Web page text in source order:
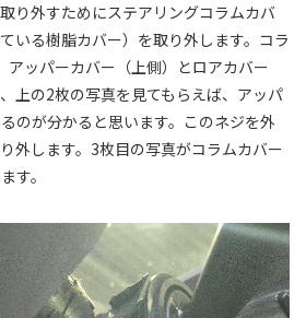
り外すためにステアリングコラムカバ
いる樹脂カバー）を取り外します。コラ
アッパーカバー（上側）とロアカバー
上の2枚の写真を見てもらえば、アッパ
のが分かると思います。このネジを外
外します。3枚目の写真がコラムカバー
す。